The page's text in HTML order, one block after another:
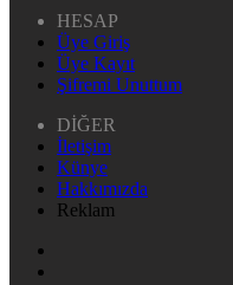
HESAP
Üye Giriş
Üye Kayıt
Şifremi Unuttum
DİĞER
İletişim
Künye
Hakkımızda
Reklam